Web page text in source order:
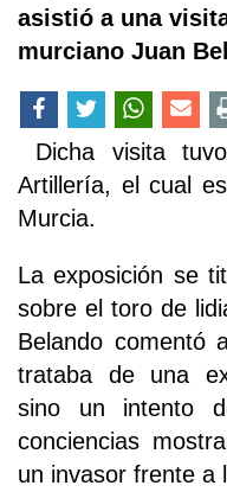
asistió a una
murciano Juan
Dicha visita
Artillería, el cual
Murcia.
La exposición se
sobre el toro de
Belando comentó
trataba de una
sino un intento
conciencias
un invasor frente a